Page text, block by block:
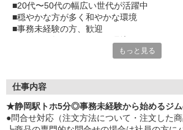
■20代〜50代の幅広い世代が活躍中
■穏やかな方が多く和やかな環境
■事務未経験の方、歓迎
■服装自由
もっと見る
仕事内容
★静岡駅トホ5分◎事務未経験から始めるジム
●問合せ対応（注文方法について・注文した商